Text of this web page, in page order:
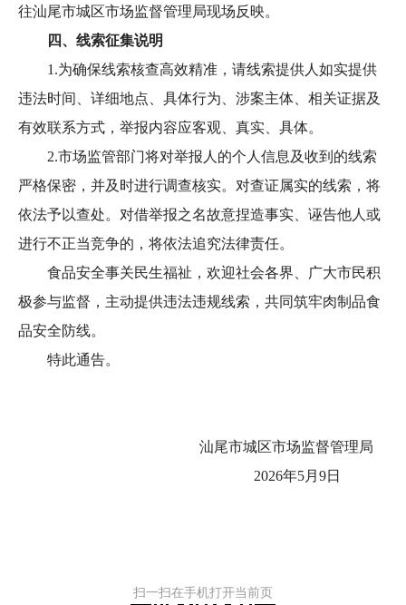
往汕尾市城区市场监督管理局现场反映。
四、线索征集说明
1.为确保线索核查高效精准，请线索提供人如实提供
违法时间、详细地点、具体行为、涉案主体、相关证据及
有效联系方式，举报内容应客观、真实、具体。
2.市场监管部门将对举报人的个人信息及收到的线索
严格保密，并及时进行调查核实。对查证属实的线索，将
依法予以查处。对借举报之名故意捏造事实、诬告他人或
进行不正当竞争的，将依法追究法律责任。
食品安全事关民生福祉，欢迎社会各界、广大市民积
极参与监督，主动提供违法违规线索，共同筑牢肉制品食
品安全防线。
特此通告。
汕尾市城区市场监督管理局
2026年5月9日
扫一扫在手机打开当前页